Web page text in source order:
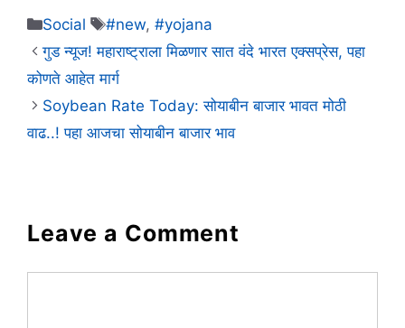
Categories
Social Tags
#new, #yojana
गुड न्यूज! महाराष्ट्राला मिळणार सात वंदे भारत एक्सप्रेस, पहा
कोणते आहेत मार्ग
Soybean Rate Today: सोयाबीन बाजार भावत मोठी
वाढ..! पहा आजचा सोयाबीन बाजार भाव
Leave a Comment